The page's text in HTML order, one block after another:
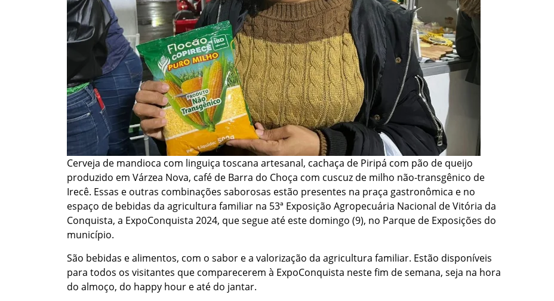
Cerveja de mandioca com linguiça toscana artesanal, cachaça de Piripá com pão de queijo
produzido em Várzea Nova, café de Barra do Choça com cuscuz de milho não-transgênico de
Irecê. Essas e outras combinações saborosas estão presentes na praça gastronômica e no
espaço de bebidas da agricultura familiar na 53ª Exposição Agropecuária Nacional de Vitória da
Conquista, a ExpoConquista 2024, que segue até este domingo (9), no Parque de Exposições do
município.
São bebidas e alimentos, com o sabor e a valorização da agricultura familiar. Estão disponíveis
para todos os visitantes que comparecerem à ExpoConquista neste fim de semana, seja na hora
do almoço, do happy hour e até do jantar.